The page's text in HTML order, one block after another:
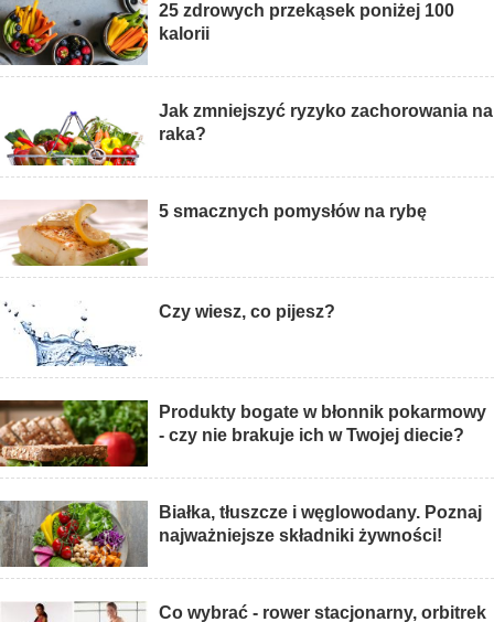
25 zdrowych przekąsek poniżej 100
kalorii
Jak zmniejszyć ryzyko zachorowania na
raka?
5 smacznych pomysłów na rybę
Czy wiesz, co pijesz?
Produkty bogate w błonnik pokarmowy
- czy nie brakuje ich w Twojej diecie?
Białka, tłuszcze i węglowodany. Poznaj
najważniejsze składniki żywności!
Co wybrać - rower stacjonarny, orbitrek